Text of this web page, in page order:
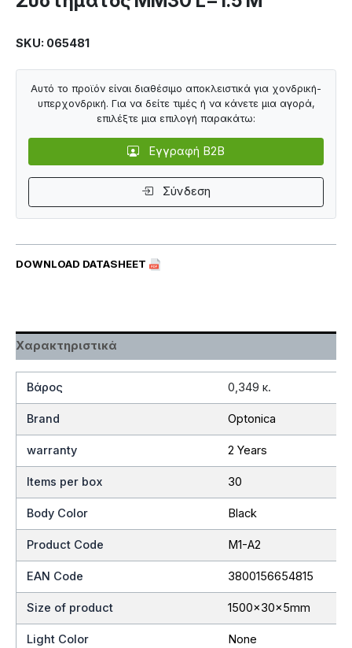
SKU: 065481
DOWNLOAD DATASHEET
Αυτό το προϊόν είναι διαθέσιμο αποκλειστικά για χονδρική-
υπερχονδρική. Για να δείτε τιμές ή να κάνετε μια αγορά,
επιλέξτε μια επιλογή παρακάτω:
Εγγραφή B2B
Σύνδεση
Χαρακτηριστικά
Βάρος 0,349 κ.
Brand Optonica
warranty 2 Years
Items per box 30
Body Color Black
Product Code M1-A2
EAN Code 3800156654815
Size of product 1500x30x5mm
Light Color None